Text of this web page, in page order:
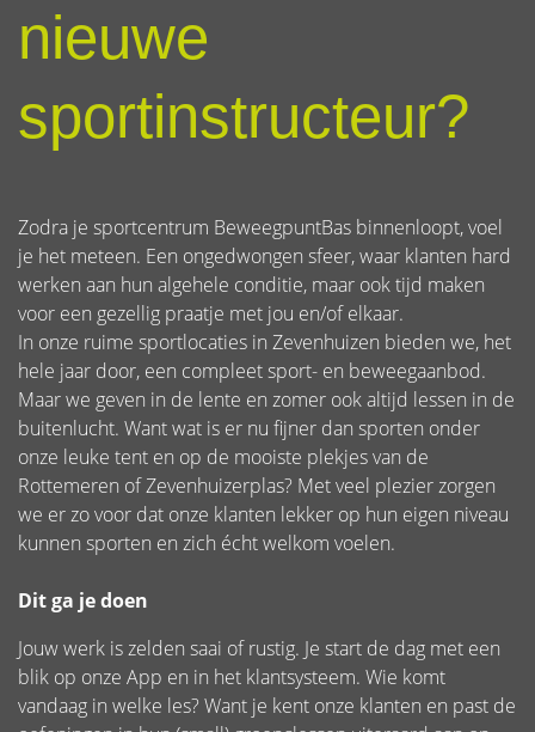
nieuwe
sportinstructeur?
Zodra je sportcentrum BeweegpuntBas binnenloopt, voel
je het meteen. Een ongedwongen sfeer, waar klanten hard
werken aan hun algehele conditie, maar ook tijd maken
voor een gezellig praatje met jou en/of elkaar.
In onze ruime sportlocaties in Zevenhuizen bieden we, het
hele jaar door, een compleet sport- en beweegaanbod.
Maar we geven in de lente en zomer ook altijd lessen in de
buitenlucht. Want wat is er nu fijner dan sporten onder
onze leuke tent en op de mooiste plekjes van de
Rottemeren of Zevenhuizerplas? Met veel plezier zorgen
we er zo voor dat onze klanten lekker op hun eigen niveau
kunnen sporten en zich écht welkom voelen.
Dit ga je doen
Jouw werk is zelden saai of rustig. Je start de dag met een
blik op onze App en in het klantsysteem. Wie komt
vandaag in welke les? Want je kent onze klanten en past de